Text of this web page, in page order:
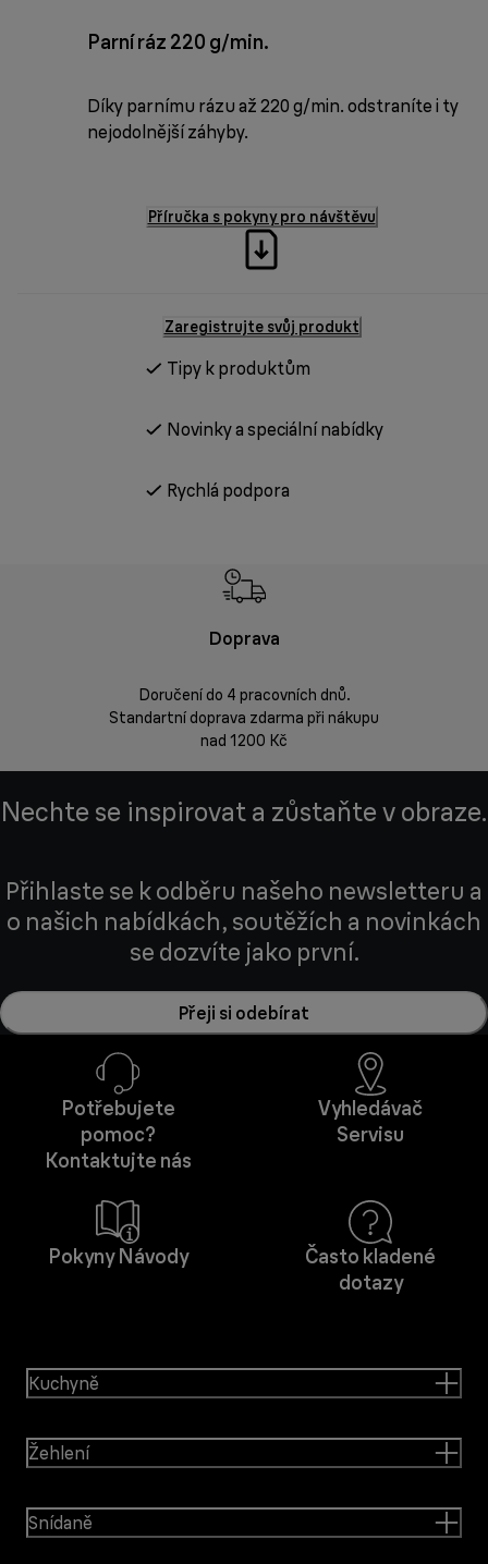
Parní ráz 220 g/min.
Díky parnímu rázu až 220 g/min. odstraníte i ty
nejodolnější záhyby.
Příručka s pokyny pro návštěvu
Zaregistrujte svůj produkt
Tipy k produktům
Novinky a speciální nabídky
Rychlá podpora
Doprava
Doručení do 4 pracovních dnů.
Standartní doprava zdarma při nákupu
nad 1200 Kč
Nechte se inspirovat a zůstaňte v obraze.
Přihlaste se k odběru našeho newsletteru a
o našich nabídkách, soutěžích a novinkách
se dozvíte jako první.
Přeji si odebírat
Potřebujete
pomoc?
Kontaktujte nás
Vyhledávač
Servisu
Pokyny Návody
Často kladené
dotazy
Kuchyně
Žehlení
Snídaně